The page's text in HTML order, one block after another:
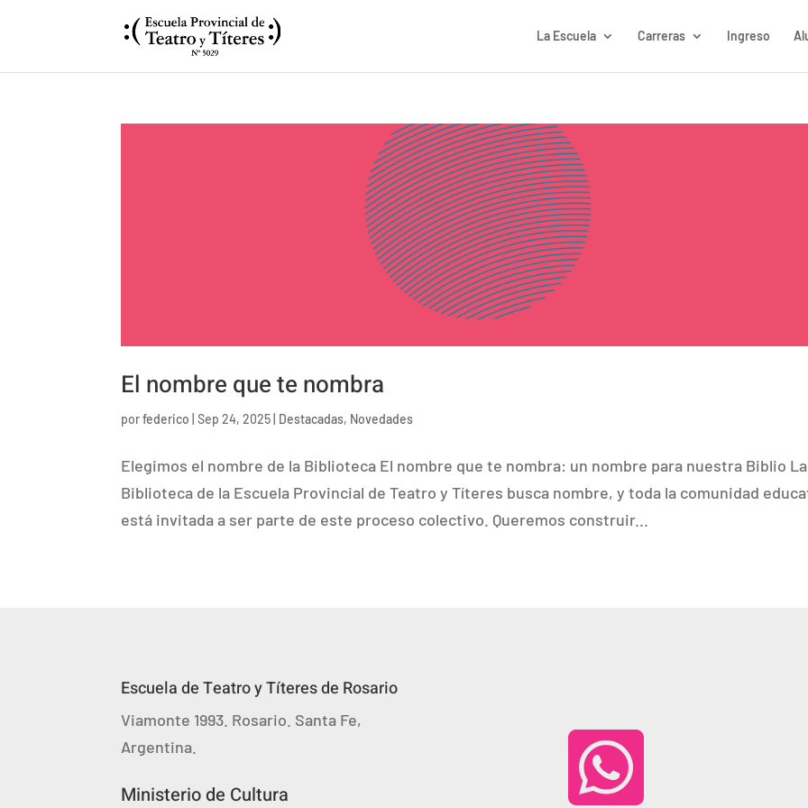
La Escuela Carreras Ingreso
El nombre que te nombra
porfederico |Sep 24, 2025 Destacadas, Novedades
Elegimos el nombre de la Biblioteca El nombre que te nombra: un nombre para nuestra Biblio La
Biblioteca de la Escuela Provincial de Teatro y Títeres busca nombre, y toda la comunidad
está invitada a ser parte de este proceso colectivo. Queremos construir...
Escuela de Teatro y Títeres de Rosario
Viamonte 1993. Rosario. Santa Fe,
Argentina.
Ministerio de Cultura 